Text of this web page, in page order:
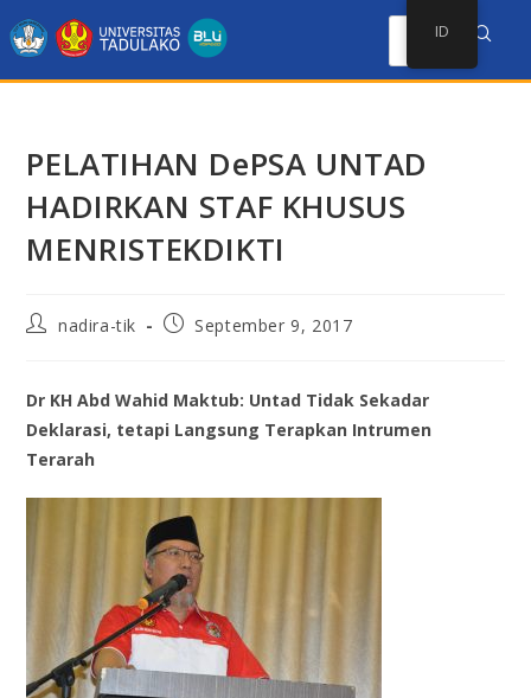
PELATIHAN DePSA UNTAD
HADIRKAN STAF KHUSUS
MENRISTEKDIKTI
nadira-tik September 9, 2017
Dr KH Abd Wahid Maktub: Untad Tidak Sekadar
Deklarasi, tetapi Langsung Terapkan Intrumen
Terarah
ID